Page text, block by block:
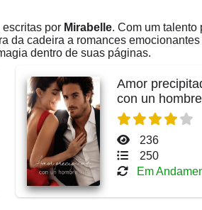
por Mirabelle. Com um
da cadeira a romances
dentro de suas páginas.
Amor
con un
236
250
Em